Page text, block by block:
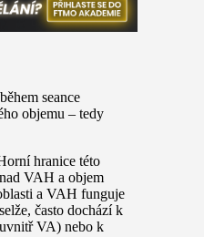
seance
objemu – tedy
hranice této
VAH a objem
a VAH funguje
často dochází k
VA) nebo k